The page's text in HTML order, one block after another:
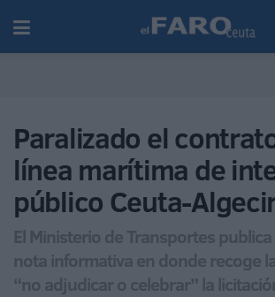
Paralizado el
línea marítima de
público Ceuta-
El Ministerio de Transportes
nota informativa en donde recoge
“no adjudicar o celebrar” la